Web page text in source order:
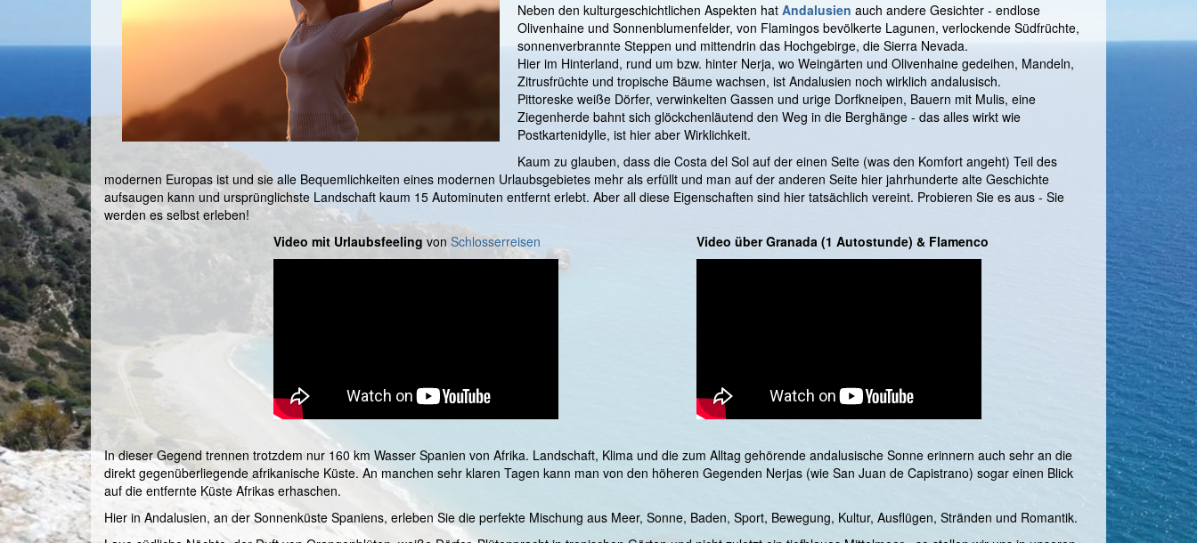
Neben den kulturgeschichtlichen Aspekten hat Andalusien auch andere Gesichter - endlose
Olivenhaine und Sonnenblumenfelder, von Flamingos bevölkerte Lagunen, verlockende Südfrüchte,
sonnenverbrannte Steppen und mittendrin das Hochgebirge, die Sierra Nevada.
Hier im Hinterland, rund um bzw. hinter Nerja, wo Weingärten und Olivenhaine gedeihen, Mandeln,
Zitrusfrüchte und tropische Bäume wachsen, ist Andalusien noch wirklich andalusisch.
Pittoreske weiße Dörfer, verwinkelten Gassen und urige Dorfkneipen, Bauern mit Mulis, eine
Ziegenherde bahnt sich glöckchenläutend den Weg in die Berghänge - das alles wirkt wie
Postkartenidylle, ist hier aber Wirklichkeit.
Kaum zu glauben, dass die Costa del Sol auf der einen Seite (was den Komfort angeht) Teil des
modernen Europas ist und sie alle Bequemlichkeiten eines modernen Urlaubsgebietes mehr als erfüllt und man auf der anderen Seite hier jahrhunderte alte Geschichte
aufsaugen kann und ursprünglichste Landschaft kaum 15 Autominuten entfernt erlebt. Aber all diese Eigenschaften sind hier tatsächlich vereint. Probieren Sie es aus - Sie
werden es selbst erleben!
Video mit Urlaubsfeeling von Schlosserreisen Video über Granada (1 Autostunde) & Flamenco
In dieser Gegend trennen trotzdem nur 160 km Wasser Spanien von Afrika. Landschaft, Klima und die zum Alltag gehörende andalusische Sonne erinnern auch sehr an die
direkt gegenüberliegende afrikanische Küste. An manchen sehr klaren Tagen kann man von den höheren Gegenden Nerjas (wie San Juan de Capistrano) sogar einen Blick
auf die entfernte Küste Afrikas erhaschen.
Hier in Andalusien, an der Sonnenküste Spaniens, erleben Sie die perfekte Mischung aus Meer, Sonne, Baden, Sport, Bewegung, Kultur, Ausflügen, Stränden und Romantik.